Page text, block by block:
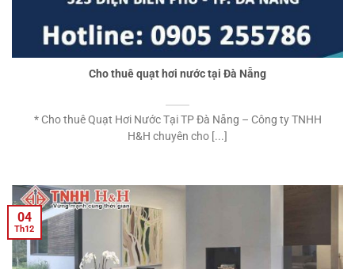
Cho thuê quạt hơi nước tại Đà Nẵng
* Cho thuê Quạt Hơi Nước Tại TP Đà Nẵng – Công ty TNHH
H&H chuyên cho [...]
04
Th12